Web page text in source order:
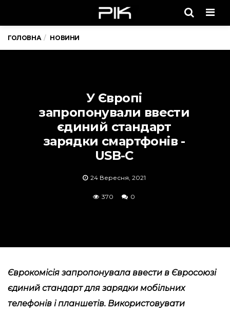
ГОЛОВНА НОВИНИ
У Європі
запропонували ввести
єдиний стандарт
зарядки смартфонів -
USB-C
24 Вересня, 2021
370 0
Єврокомісія запропонувала ввести в Євросоюзі
єдиний стандарт для зарядки мобільних
телефонів і планшетів. Використовувати